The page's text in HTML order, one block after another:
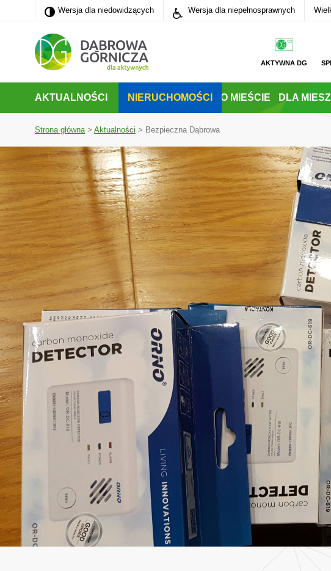
PRZEJDŹ DO MENU GŁÓWNEGO
PRZEJDŹ DO WYSZUKIWARKI
PRZEJDŹ DO TREŚCI
Wersja dla niedowidzących
Wersja dla niedowidzących Wersja dla niepełnosprawnych
AKTYWNA DG
AKTUALNOŚCI NIERUCHOMOŚCI O MIEŚCIE DLA
Strona główna> Aktualności > Bezpieczna Dąbrowa